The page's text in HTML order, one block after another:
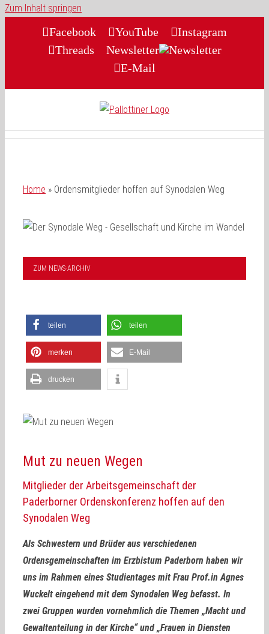
Zum Inhalt springen
Facebook YouTube
Instagram
Threads
Newsletter
E-Mail
Home » Ordensmitglieder hoffen auf Synodalen Weg
ZUM NEWS-ARCHIV
teilen teilen
merken E-Mail
drucken
Mut zu neuen Wegen
Mitglieder der Arbeitsgemeinschaft der
Paderborner Ordenskonferenz hoffen auf den
Synodalen Weg
Als Schwestern und Brüder aus verschiedenen
Ordensgemeinschaften im Erzbistum Paderborn haben wir
uns im Rahmen eines Studientages mit Frau Prof.in Agnes
Wuckelt eingehend mit dem Synodalen Weg befasst. In
zwei Gruppen wurden vornehmlich die Themen „Macht und
Gewaltenteilung in der Kirche“ und „Frauen in Diensten